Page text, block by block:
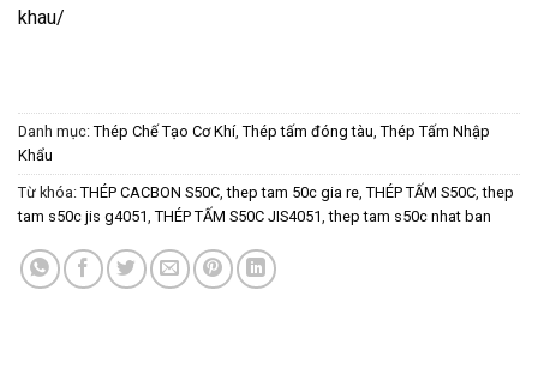
khau/
Danh mục: Thép Chế Tạo Cơ Khí, Thép tấm đóng tàu Thép Tấm Nhập
Khẩu
Từ khóa: THÉP CACBON S50C ,thep tam 50c gia re THÉP TẤM S50C ,thep
tam s50c jis g4051 THÉP TẤM S50C JIS4051 ,thep tam s50c nhat ban